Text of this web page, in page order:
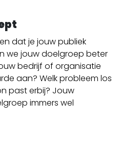
dat je jouw publiek
we jouw doelgroep beter
bedrijf of organisatie
aan? Welk probleem los
past erbij? Jouw
immers wel